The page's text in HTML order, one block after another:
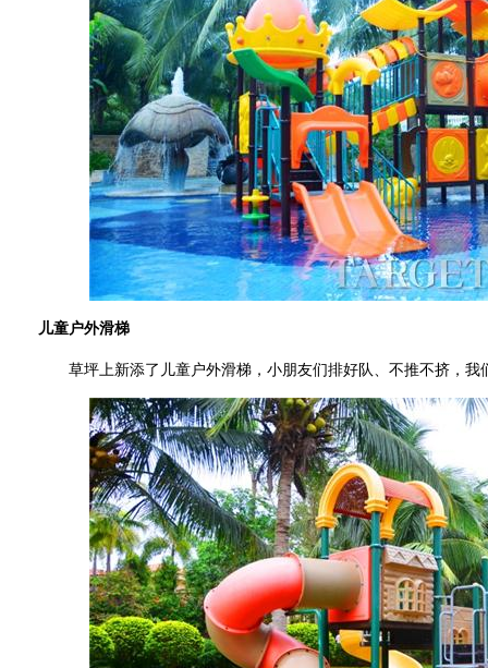
儿童户外滑梯
草坪上新添了儿童户外滑梯，小朋友们排好队、不推不挤，